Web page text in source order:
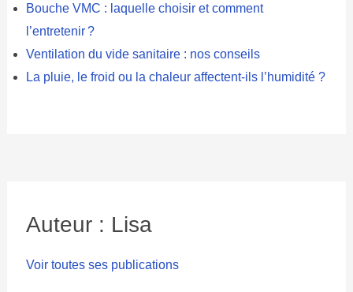
Bouche VMC : laquelle choisir et comment
l’entretenir ?
Ventilation du vide sanitaire : nos conseils
La pluie, le froid ou la chaleur affectent-ils l’humidité ?
Auteur : Lisa
Voir toutes ses publications